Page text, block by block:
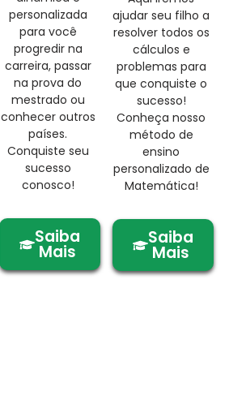
personalizada
para você
progredir na
carreira, passar
na prova do
mestrado ou
conhecer outros
países.
Conquiste seu
sucesso
conosco!
Saiba
Mais
ajudar seu filho a
resolver todos os
cálculos e
problemas para
que conquiste o
sucesso!
Conheça nosso
método de
ensino
personalizado de
Matemática!
Saiba
Mais